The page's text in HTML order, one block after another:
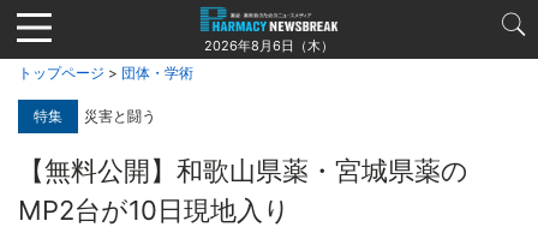
Jump
to
navigation
2026年8月6日（木）
トップページ > 団体・学術
特集 災害と闘う
【無料公開】和歌山県薬・宮城県薬の
MP2台が10日現地入り